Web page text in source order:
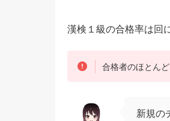
漢検１級の合格率は回
合格者のほとん
新規の